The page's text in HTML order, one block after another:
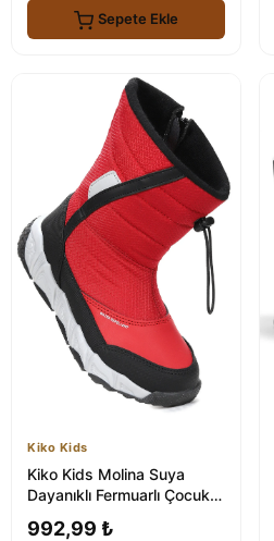
Sepete Ekle
Kiko Kids
Kiko Kids Molina Suya
Dayanıklı Fermuarlı Çocuk
992,99 ₺